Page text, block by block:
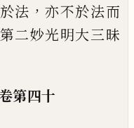
法 ，亦不於法而
二妙光明大三昧
卷第四十